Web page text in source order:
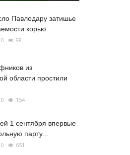
Павлодару затишье
корью
0 98
из
области простили
0 154
1 сентября впервые
парту...
0 651